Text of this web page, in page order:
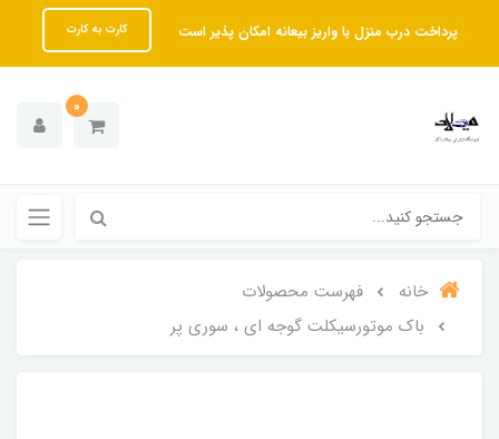
پرداخت درب منزل با واریز بیعانه امکان پذیر است کارت به کارت
0
خانه
فهرست محصولات
باک موتورسیکلت گوجه ای ، سوری پر